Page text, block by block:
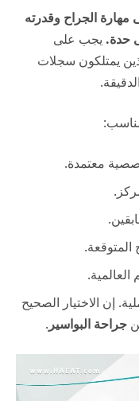
مهارة الجراح وقدرته
حدة. يجب على
يمتلكون سجلات
معتمدة.
العالمية.
إن الاختيار الصحيح
جراحة البواسير .